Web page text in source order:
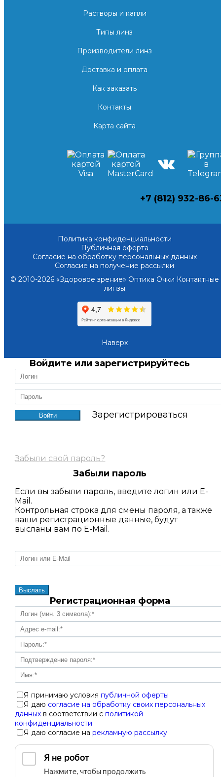
Растворы и капли
Типы линз
Производители линз
Доставка и оплата
Как заказать
Контакты
Карта сайта
+7 (812) 932-86-
Политика конфиденциальности
Публичная оферта
Согласие на обработку персональных данных
Согласие на получение рассылки
© 2010-2026 «Здоровое зрение» Оптика Очки Контактные
линзы
Наверх
Войдите или зарегистрируйтесь
Зарегистрироваться
Забыли свой пароль?
Забыли пароль
Если вы забыли пароль, введите логин или E-
Mail.
Контрольная строка для смены пароля, а также
ваши регистрационные данные, будут
высланы вам по E-Mail.
Регистрационная форма
Я принимаю условияпубличной оферты
Я даю согласие на обработку своих персональных
данных в соответствии сполитикой
конфиденциальности
Я даю согласие нарекламную рассылку